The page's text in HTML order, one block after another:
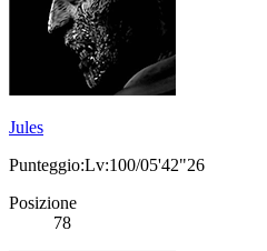
Jules
Punteggio:Lv:100/05'42"26
Posizione
78